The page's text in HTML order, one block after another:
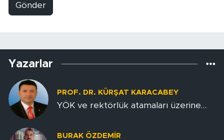
Gönder
Yazarlar
PROF. DR. KÜRŞAT KARACABEY
YÖK ve rektörlük atamaları üzerine…
BURAK ÖZDEMIR